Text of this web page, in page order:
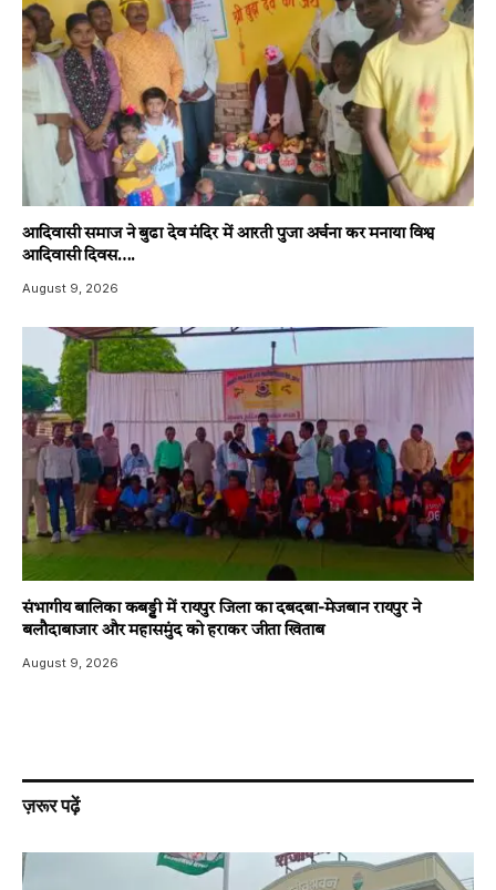
आदिवासी समाज ने बुढा देव मंदिर में आरती पुजा अर्चना कर मनाया विश्व
आदिवासी दिवस….
August 9, 2026
संभागीय बालिका कबड्डी में रायपुर जिला का दबदबा-​मेजबान रायपुर ने
बलौदाबाजार और महासमुंद को हराकर जीता खिताब
August 9, 2026
ज़रूर पढ़ें